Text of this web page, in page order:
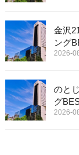
金沢
ング
2026-
のと
グ
2026-